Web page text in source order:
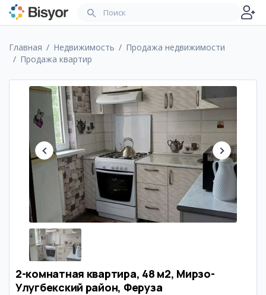
Главная Недвижимость
Продажа недвижимости
Продажа квартир
2-комнатная квартира, 48 м2, Мирзо-
Улугбекский район, Феруза